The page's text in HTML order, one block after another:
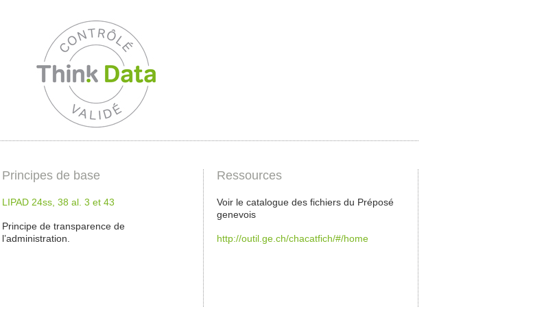
Principes de base
LIPAD 24ss, 38 al. 3 et 43
Principe de transparence de
l’administration.
Ressources
Voir le catalogue des fichiers du Préposé
genevois
http://outil.ge.ch/chacatfich/#/home